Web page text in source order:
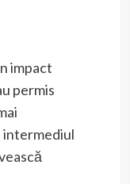
impact
permis
intermediul